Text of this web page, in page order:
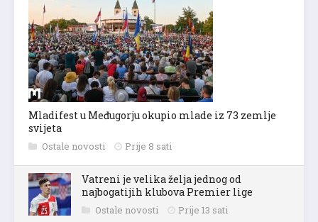
Mladifest u Međugorju okupio mlade iz 73 zemlje
svijeta
Ostale novosti Prije 8 sati
Vatreni je velika želja jednog od
najbogatijih klubova Premier lige
Ostale novosti Prije 13 sati